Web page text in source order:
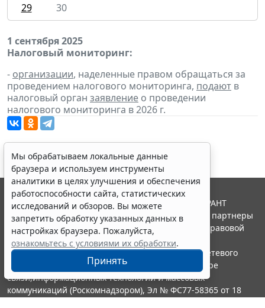
29
30
1 сентября 2025
Налоговый мониторинг:
- организации, наделенные правом обращаться за
проведением налогового мониторинга, подают в
налоговый орган заявление о проведении
налогового мониторинга в 2026 г.
Мы обрабатываем локальные данные
браузера и используем инструменты
аналитики в целях улучшения и обеспечения
работоспособности сайта, статистических
исследований и обзоров. Вы можете
запретить обработку указанных данных в
настройках браузера. Пожалуйста,
ознакомьтесь с условиями их обработки.
Принять
© ООО "НПП "ГАРАНТ-СЕРВИС", 2026. Система ГАРАНТ
выпускается с 1990 года. Компания "Гарант" и ее партнеры
являются участниками Российской ассоциации правовой
информации ГАРАНТ.
Портал ГАРАНТ.РУ зарегистрирован в качестве сетевого
издания Федеральной службой по надзору в сфере
связи,информационных технологий и массовых
коммуникаций (Роскомнадзором), Эл № ФС77-58365 от 18